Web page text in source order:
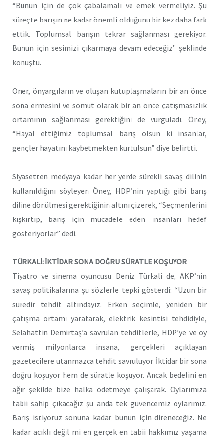
“Bunun için de çok çabalamalı ve emek vermeliyiz. Şu
süreçte barışın ne kadar önemli olduğunu bir kez daha fark
ettik. Toplumsal barışın tekrar sağlanması gerekiyor.
Bunun için sesimizi çıkarmaya devam edeceğiz” şeklinde
konuştu.
Öner, önyargıların ve oluşan kutuplaşmaların bir an önce
sona ermesini ve somut olarak bir an önce çatışmasızlık
ortamının sağlanması gerektiğini de vurguladı. Öney,
“Hayal ettiğimiz toplumsal barış olsun ki insanlar,
gençler hayatını kaybetmekten kurtulsun” diye belirtti.
Siyasetten medyaya kadar her yerde sürekli savaş dilinin
kullanıldığını söyleyen Öney, HDP’nin yaptığı gibi barış
diline dönülmesi gerektiğinin altını çizerek, “Seçmenlerini
kışkırtıp, barış için mücadele eden insanları hedef
gösteriyorlar” dedi.
TÜRKALİ: İKTİDAR SONA DOĞRU SÜRATLE KOŞUYOR
Tiyatro ve sinema oyuncusu Deniz Türkali de, AKP’nin
savaş politikalarına şu sözlerle tepki gösterdi: “Uzun bir
süredir tehdit altındayız. Erken seçimle, yeniden bir
çatışma ortamı yaratarak, elektrik kesintisi tehdidiyle,
Selahattin Demirtaş’a savrulan tehditlerle, HDP’ye ve oy
vermiş milyonlarca insana, gerçekleri açıklayan
gazetecilere utanmazca tehdit savruluyor. İktidar bir sona
doğru koşuyor hem de süratle koşuyor. Ancak bedelini en
ağır şekilde bize halka ödetmeye çalışarak. Oylarımıza
tabii sahip çıkacağız şu anda tek güvencemiz oylarımız.
Barış istiyoruz sonuna kadar bunun için direneceğiz. Ne
kadar acıklı değil mi en gerçek en tabii hakkımız yaşama